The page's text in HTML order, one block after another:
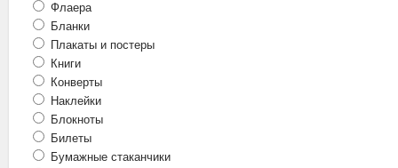
Флаера
Бланки
Плакаты и постеры
Книги
Конверты
Наклейки
Блокноты
Билеты
Бумажные стаканчики